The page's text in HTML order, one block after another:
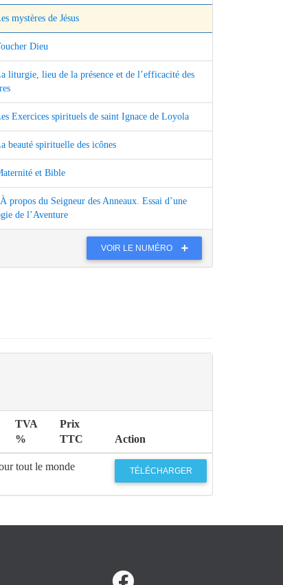
mystères de Jésus
Dieu
liturgie, lieu de la présence et de l’efficacité des
Exercices spirituels de saint Ignace de Loyola
beauté spirituelle des icônes
et Bible
propos du Seigneur des Anneaux. Essai d’une
de l’Aventure
VOIR LE NUMÉRO
TVA
%
Prix
TTC
Action
tout le monde TÉLÉCHARGER